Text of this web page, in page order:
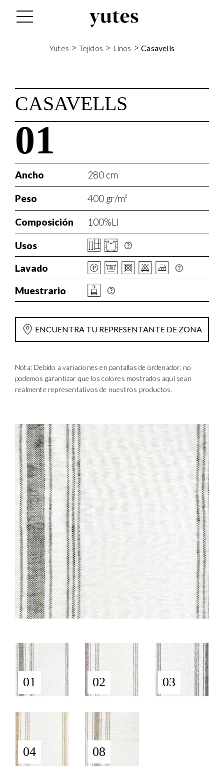
Yutes > Tejidos > Linos >Casavells
CASAVELLS
01
Ancho 280 cm
Peso 400 gr/m²
Composición 100%LI
Usos
Lavado
Muestrario
ENCUENTRA TU REPRESENTANTE DE ZONA
Nota: Debido a variaciones en pantallas de ordenador, no
podemos garantizar que los colores mostrados aquí sean
realmente representativos de nuestros productos.
01 02 03
04 08